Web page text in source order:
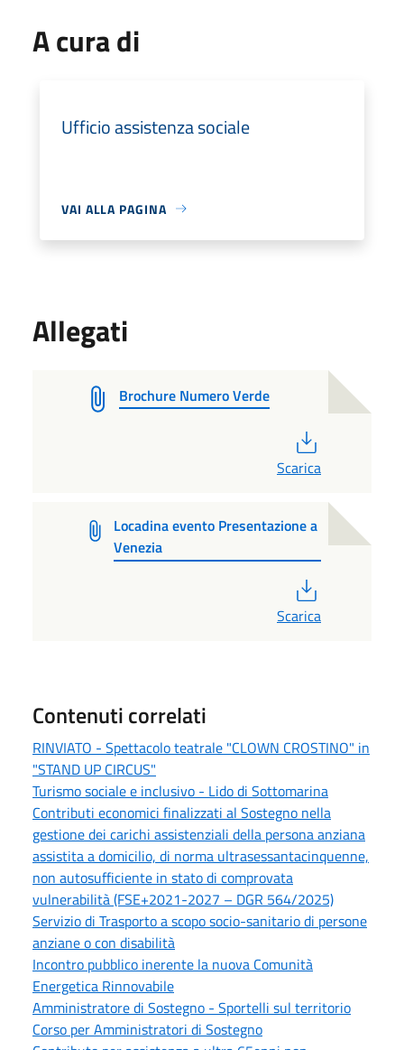
A cura di
Ufficio assistenza sociale
VAI ALLA PAGINA
Allegati
Brochure Numero Verde
Scarica
Locadina evento Presentazione a
Venezia
Scarica
Contenuti correlati
RINVIATO - Spettacolo teatrale "CLOWN CROSTINO" in
"STAND UP CIRCUS"
Turismo sociale e inclusivo - Lido di Sottomarina
Contributi economici finalizzati al Sostegno nella
gestione dei carichi assistenziali della persona anziana
assistita a domicilio, di norma ultrasessantacinquenne,
non autosufficiente in stato di comprovata
vulnerabilità (FSE+2021-2027 – DGR 564/2025)
Servizio di Trasporto a scopo socio-sanitario di persone
anziane o con disabilità
Incontro pubblico inerente la nuova Comunità
Energetica Rinnovabile
Amministratore di Sostegno - Sportelli sul territorio
Corso per Amministratori di Sostegno